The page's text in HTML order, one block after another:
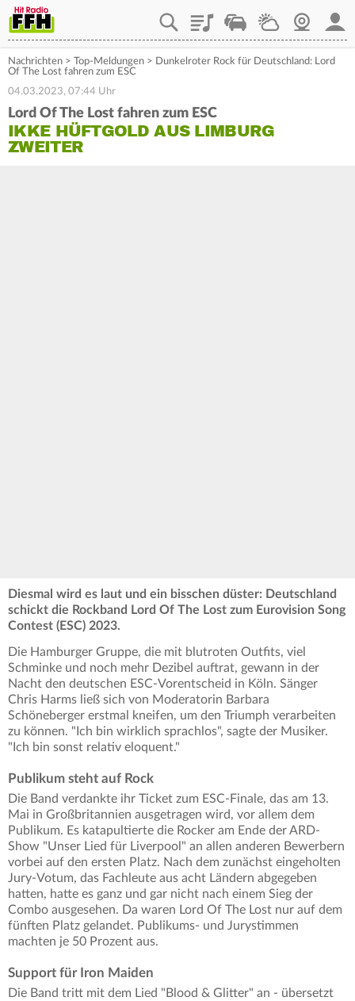
PlaylistStaupilotWetterWebcam
Nachrichten > Top-Meldungen > Dunkelroter Rock für Deutschland: Lord
Of The Lost fahren zum ESC
04.03.2023, 07:44 Uhr
Lord Of The Lost fahren zum ESC
IKKE HÜFTGOLD AUS LIMBURG
ZWEITER
Diesmal wird es laut und ein bisschen düster: Deutschland
schickt die Rockband Lord Of The Lost zum Eurovision Song
Contest (ESC) 2023.
Die Hamburger Gruppe, die mit blutroten Outfits, viel
Schminke und noch mehr Dezibel auftrat, gewann in der
Nacht den deutschen ESC-Vorentscheid in Köln. Sänger
Chris Harms ließ sich von Moderatorin Barbara
Schöneberger erstmal kneifen, um den Triumph verarbeiten
zu können. "Ich bin wirklich sprachlos", sagte der Musiker.
"Ich bin sonst relativ eloquent."
Publikum steht auf Rock
Die Band verdankte ihr Ticket zum ESC-Finale, das am 13.
Mai in Großbritannien ausgetragen wird, vor allem dem
Publikum. Es katapultierte die Rocker am Ende der ARD-
Show "Unser Lied für Liverpool" an allen anderen Bewerbern
vorbei auf den ersten Platz. Nach dem zunächst eingeholten
Jury-Votum, das Fachleute aus acht Ländern abgegeben
hatten, hatte es ganz und gar nicht nach einem Sieg der
Combo ausgesehen. Da waren Lord Of The Lost nur auf dem
fünften Platz gelandet. Publikums- und Jurystimmen
machten je 50 Prozent aus.
Support für Iron Maiden
Die Band tritt mit dem Lied "Blood & Glitter" an - übersetzt